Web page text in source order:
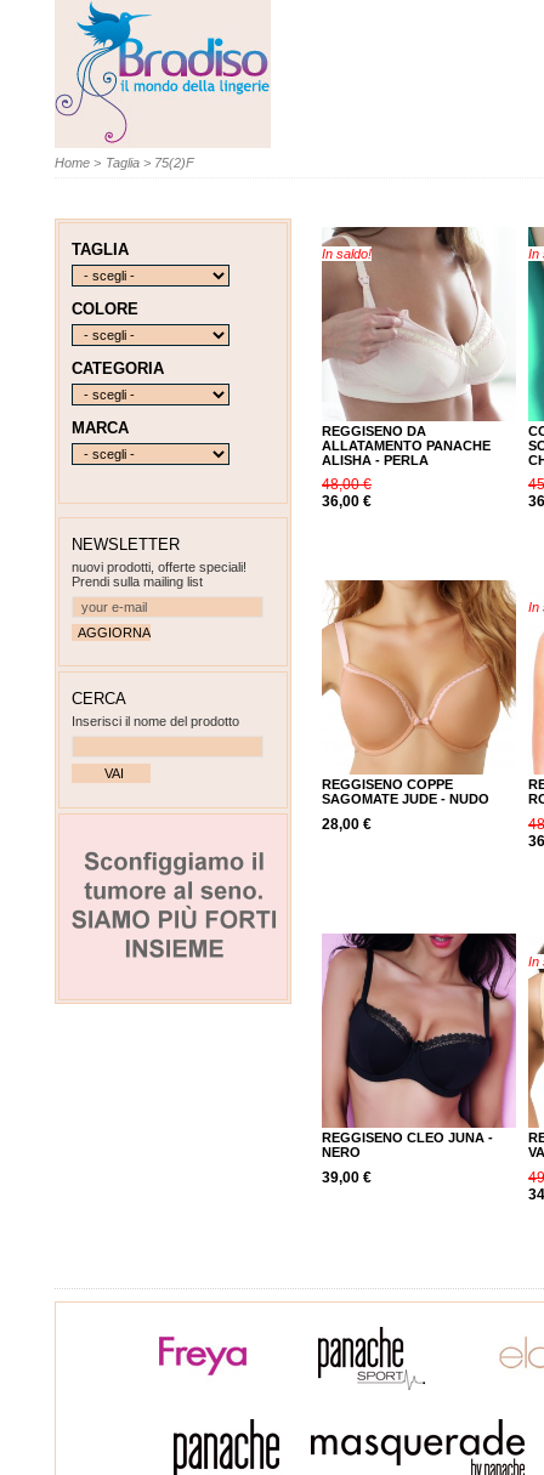
Home > Taglia > 75(2)F
In saldo!
REGGISENO DA
ALLATAMENTO PANACHE
ALISHA - PERLA
48,00 €
36,00 €
In
REGGISENO COPPE
SAGOMATE JUDE - NUDO
28,00 €
In
REGGISENO CLEO JUNA -
NERO
39,00 €
In
TAGLIA
COLORE
CATEGORIA
MARCA
NEWSLETTER
nuovi prodotti, offerte speciali!
Prendi sulla mailing list
CERCA
Inserisci il nome del prodotto